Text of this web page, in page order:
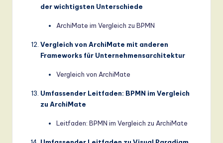
der wichtigsten Unterschiede
ArchiMate im Vergleich zu BPMN
Vergleich von ArchiMate mit anderen
Frameworks für Unternehmensarchitektur
Vergleich von ArchiMate
Umfassender Leitfaden: BPMN im Vergleich
zu ArchiMate
Leitfaden: BPMN im Vergleich zu ArchiMate